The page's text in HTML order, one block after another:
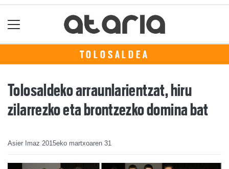
TOLOSALDEA
Tolosaldeko arraunlarientzat, hiru
zilarrezko eta brontzezko domina bat
Asier Imaz 2015eko martxoaren 31